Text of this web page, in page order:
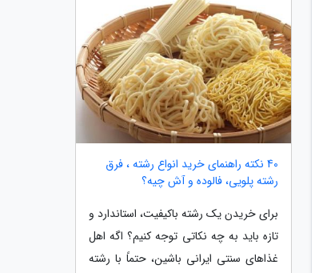
40 نکته راهنمای خرید انواع رشته ، فرق
رشته پلویی، فالوده و آش چیه؟
برای خریدن یک رشته باکیفیت، استاندارد و
تازه باید به چه نکاتی توجه کنیم؟ اگه اهل
غذاهای سنتی ایرانی باشین، حتماً با رشته